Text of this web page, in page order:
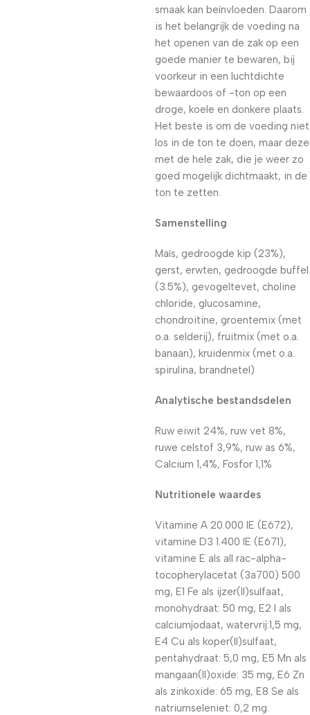
smaak kan beïnvloeden. Daarom
is het belangrijk de voeding na
het openen van de zak op een
goede manier te bewaren, bij
voorkeur in een luchtdichte
bewaardoos of -ton op een
droge, koele en donkere plaats.
Het beste is om de voeding niet
los in de ton te doen, maar deze
met de hele zak, die je weer zo
goed mogelijk dichtmaakt, in de
ton te zetten.
Samenstelling
Maïs, gedroogde kip (23%),
gerst, erwten, gedroogde buffel
(3.5%), gevogeltevet, choline
chloride, glucosamine,
chondroitine, groentemix (met
o.a. selderij), fruitmix (met o.a.
banaan), kruidenmix (met o.a.
spirulina, brandnetel)
Analytische bestandsdelen
Ruw eiwit 24%, ruw vet 8%,
ruwe celstof 3,9%, ruw as 6%,
Calcium 1,4%, Fosfor 1,1%
Nutritionele waardes
Vitamine A 20.000 IE (E672),
vitamine D3 1.400 IE (E671),
vitamine E als all rac-alpha-
tocopherylacetat (3a700) 500
mg, E1 Fe als ijzer(II)sulfaat,
monohydraat: 50 mg, E2 I als
calciumjodaat, watervrij:1,5 mg,
E4 Cu als koper(II)sulfaat,
pentahydraat: 5,0 mg, E5 Mn als
mangaan(II)oxide: 35 mg, E6 Zn
als zinkoxide: 65 mg, E8 Se als
natriumseleniet: 0,2 mg.